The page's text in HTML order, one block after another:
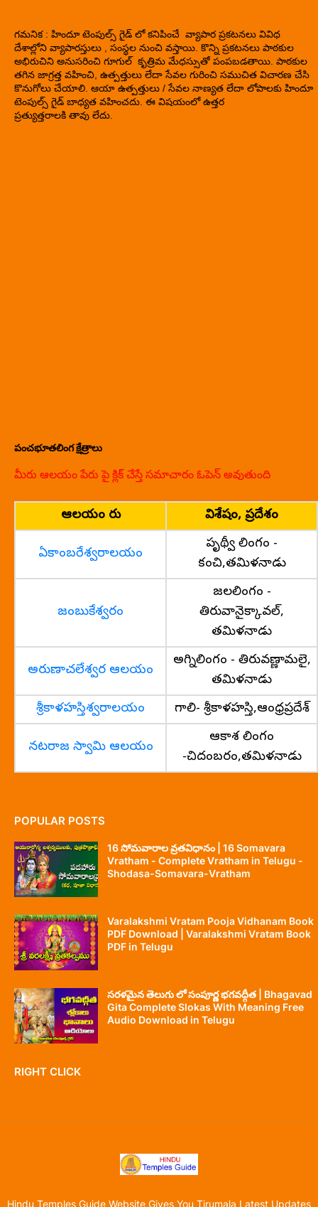
గమనిక : హిందూ టెంపుల్స్ గైడ్ లో కనిపించే వ్యాపార ప్రకటనలు వివిధ
దేశాల్లోని వ్యాపారస్తులు , సంస్థల నుంచి వస్తాయి. కొన్ని ప్రకటనలు పాఠకుల
అభిరుచిని అనుసరించి గూగుల్ కృత్రిమ మేధస్సుతో పంపబడతాయి. పాఠకుల
తగిన జాగ్రత్త వహించి, ఉత్పత్తులు లేదా సేవల గురించి సముచిత విచారణ చేసి
కొనుగోలు చేయాలి. ఆయా ఉత్పత్తులు / సేవల నాణ్యత లేదా లోపాలకు హిందూ
టెంపుల్స్ గైడ్ బాధ్యత వహించదు. ఈ విషయంలో ఉత్తర
ప్రత్యుత్తరాలకి తావు లేదు.
పంచభూతలింగ క్షేత్రాలు
మీరు ఆలయం పేరు పై క్లిక్ చేస్తే సమాచారం ఓపెన్ అవుతుంది
ఆలయం పేరు విశేషం, ప్రదేశం
ఏకాంబరేశ్వరాలయం
పృథ్వీ లింగం -
కంచి,తమిళనాడు
జంబుకేశ్వరం
జలలింగం -
తిరువానైక్కావల్,
తమిళనాడు
అరుణాచలేశ్వర ఆలయం
అగ్నిలింగం - తిరువణ్ణామలై,
తమిళనాడు
శ్రీకాళహస్తిశ్వరాలయం
గాలి- శ్రీకాళహస్తి,ఆంధ్రప్రదేశ్
నటరాజ స్వామి ఆలయం
ఆకాశ లింగం
-చిదంబరం,తమిళనాడు
POPULAR POSTS
16 సోమవారాల వ్రతవిధానం | 16 Somavara
Vratham - Complete Vratham in Telugu -
Shodasa-Somavara-Vratham
Varalakshmi Vratam Pooja Vidhanam Book
PDF Download | Varalakshmi Vratam Book
PDF in Telugu
సరళమైన తెలుగు లో సంపూర్ణ భగవద్గీత | Bhagavad
Gita Complete Slokas With Meaning Free
Audio Download in Telugu
RIGHT CLICK
Hindu Temples Guide Website Gives You Tirumala Latest Updates